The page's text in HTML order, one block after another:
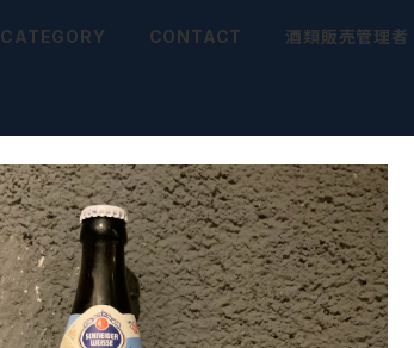
CATEGORY CONTACT 酒類販売管理者